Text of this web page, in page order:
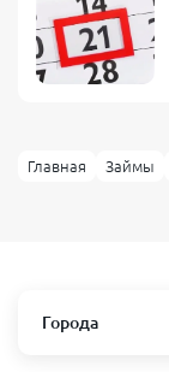
Главная Займы
Города